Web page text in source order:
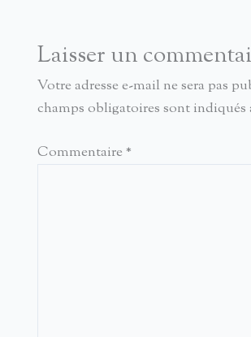
Laisser un
Votre adresse e-mail ne sera pas
champs obligatoires sont indiqués
Commentaire *